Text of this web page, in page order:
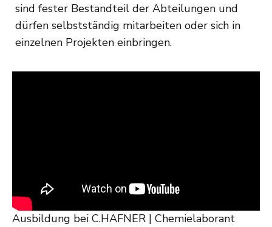
sind fester Bestandteil der Abteilungen und
dürfen selbstständig mitarbeiten oder sich in
einzelnen Projekten einbringen.
Ausbildung bei C.HAFNER | Chemielaborant